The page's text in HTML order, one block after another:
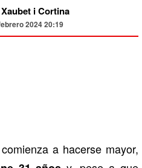
i Cortina
2024 20:19
comienza a hacerse mayor,